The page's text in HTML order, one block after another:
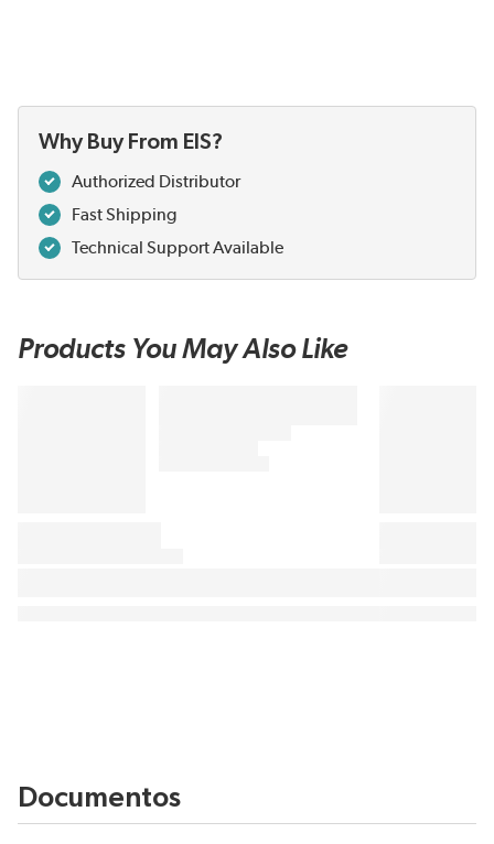
Why Buy From EIS?
Authorized Distributor
Fast Shipping
Technical Support Available
Products You May Also Like
Documentos